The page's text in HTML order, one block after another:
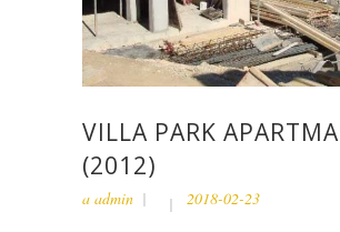
VILLA PARK
(2012)
a admin 2018-02-23